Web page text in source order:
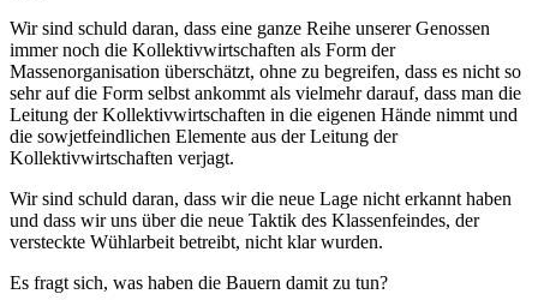
Wir sind schuld daran, dass eine ganze Reihe unserer Genossen
immer noch die Kollektivwirtschaften als Form der
Massenorganisation überschätzt, ohne zu begreifen, dass es nicht so
sehr auf die Form selbst ankommt als vielmehr darauf, dass man die
Leitung der Kollektivwirtschaften in die eigenen Hände nimmt und
die sowjetfeindlichen Elemente aus der Leitung der
Kollektivwirtschaften verjagt.
Wir sind schuld daran, dass wir die neue Lage nicht erkannt haben
und dass wir uns über die neue Taktik des Klassenfeindes, der
versteckte Wühlarbeit betreibt, nicht klar wurden.
Es fragt sich, was haben die Bauern damit zu tun?